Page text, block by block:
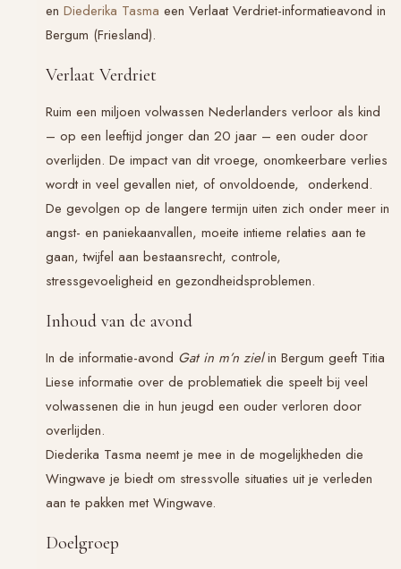
en Diederika Tasma een Verlaat Verdriet-informatieavond in
Bergum (Friesland).
Verlaat Verdriet
Ruim een miljoen volwassen Nederlanders verloor als kind
– op een leeftijd jonger dan 20 jaar – een ouder door
overlijden. De impact van dit vroege, onomkeerbare verlies
wordt in veel gevallen niet, of onvoldoende, onderkend.
De gevolgen op de langere termijn uiten zich onder meer in
angst- en paniekaanvallen, moeite intieme relaties aan te
gaan, twijfel aan bestaansrecht, controle,
stressgevoeligheid en gezondheidsproblemen.
Inhoud van de avond
In de informatie-avond Gat in m’n zielin Bergum geeft Titia
Liese informatie over de problematiek die speelt bij veel
volwassenen die in hun jeugd een ouder verloren door
overlijden.
Diederika Tasma neemt je mee in de mogelijkheden die
Wingwave je biedt om stressvolle situaties uit je verleden
aan te pakken met Wingwave.
Doelgroep